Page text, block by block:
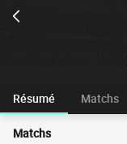
Résumé Matchs
Matchs